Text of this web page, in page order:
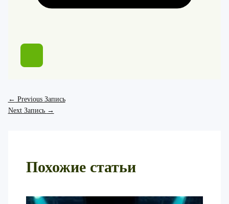
← Previous Запись
Next Запись →
Похожие статьи